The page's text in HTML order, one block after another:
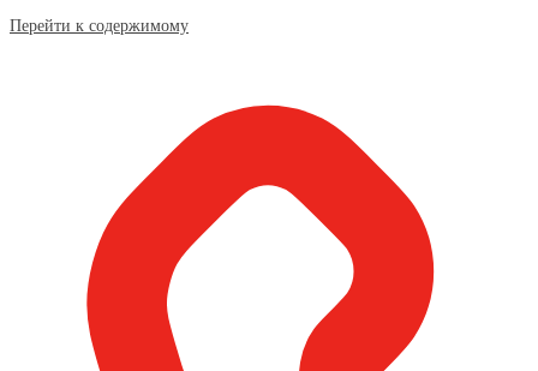
Перейти к содержимому